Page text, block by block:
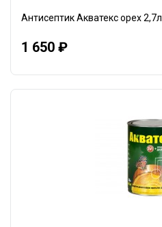
Антисептик Акватекс орех 2,7л
1 650 ₽